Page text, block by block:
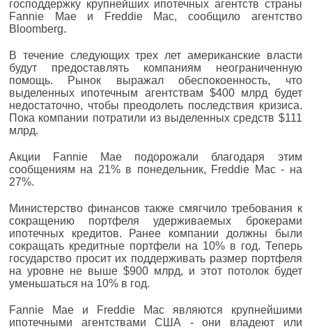
господдержку крупнейших ипотечных агентств страны
Fannie Mae и Freddie Mac, сообщило агентство
Bloomberg.
В течение следующих трех лет американские власти
будут предоставлять компаниям неограниченную
помощь. Рынок выражал обеспокоенность, что
выделенных ипотечным агентствам $400 млрд будет
недостаточно, чтобы преодолеть последствия кризиса.
Пока компании потратили из выделенных средств $111
млрд.
Акции Fannie Mae подорожали благодаря этим
сообщениям на 21% в понедельник, Freddie Mac - на
27%.
Министерство финансов также смягчило требования к
сокращению портфеля удерживаемых брокерами
ипотечных кредитов. Ранее компании должны были
сокращать кредитные портфели на 10% в год. Теперь
государство просит их поддерживать размер портфеля
на уровне не выше $900 млрд, и этот потолок будет
уменьшаться на 10% в год.
Fannie Mae и Freddie Mac являются крупнейшими
ипотечными агентствами США - они владеют или